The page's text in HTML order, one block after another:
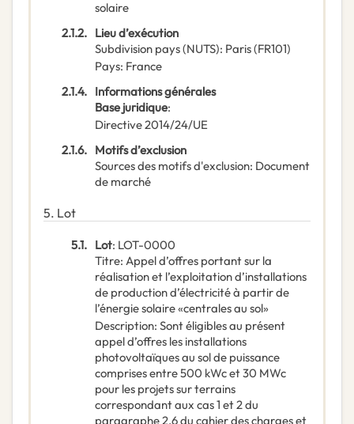
solaire
2.1.2. Lieu d’exécution
Subdivision pays (NUTS): Paris(FR101)
Pays: France
2.1.4. Informations générales
Base juridique:
Directive 2014/24/UE
2.1.6. Motifs d’exclusion
Sources des motifs d'exclusion: Document
de marché
5. Lot
5.1. Lot: LOT-0000
Titre: Appel d’offres portant sur la
réalisation et l’exploitation d’installations
de production d’électricité à partir de
l’énergie solaire «centrales au sol»
Description: Sont éligibles au présent
appel d’offres les installations
photovoltaïques au sol de puissance
comprises entre 500 kWc et 30 MWc
pour les projets sur terrains
correspondant aux cas 1 et 2 du
paragraphe 2.6 du cahier des charges et